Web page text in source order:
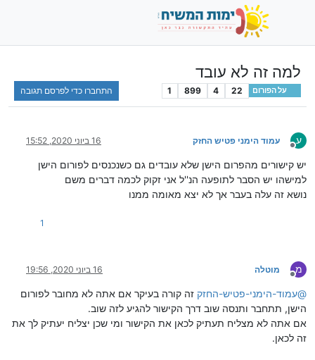
למה זה לא עובד
על הפורום 22
4
899
1 התחברו כדי לפרסם תגובה
ע
מנותק
עמוד הימני פטיש החזק 16 ביוני 2020, 15:52
יש קישורים מהפרום הישן שלא עובדים גם כשנכנסים לפורום הישן
למישהו יש הסבר לתופעה הנ''ל אני זקוק לכמה דברים משם
נושא זה עלה בעבר אך לא יצא מאומה ממנו
1
מ
מנותק
מוטלה 16 ביוני 2020, 19:56
@עמוד-הימני-פטיש-החזק זה קורה בעיקר אם אתה לא מחובר לפורום
הישן, תתחבר ותנסה שוב דרך הקישור להגיע לזה שוב.
אם אתה לא מצליח תעתיק לכאן את הקישור ומי שכן יצליח יעתיק לך את
זה לכאן.